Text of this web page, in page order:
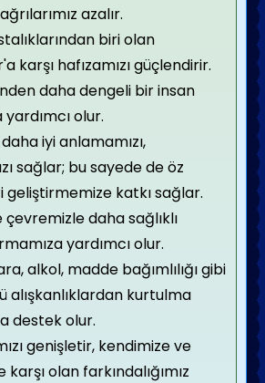
azalır.
biri olan
karşı hafızamızı güçlendirir.
daha dengeli bir insan
olur.
iyi anlamamızı,
sağlar; bu sayede de öz
geliştirmemize katkı sağlar.
çevremizle daha sağlıklı
yardımcı olur.
alkol, madde bağımlılığı gibi
alışkanlıklardan kurtulma
destek olur.
genişletir, kendimize ve
olan farkındalığımız